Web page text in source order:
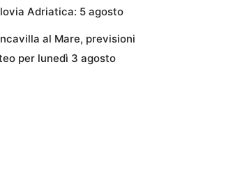
Adriatica: 5 agosto
al Mare, previsioni
per lunedì 3 agosto